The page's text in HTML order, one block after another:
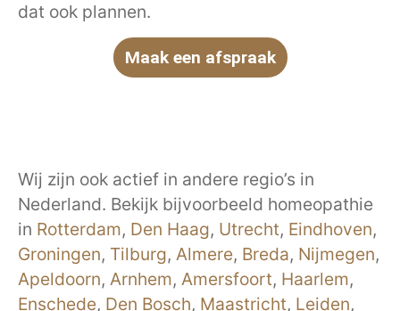
dat ook plannen.
Maak een afspraak
Wij zijn ook actief in andere regio’s in
Nederland. Bekijk bijvoorbeeld homeopathie
in Rotterdam, Den Haag, Utrecht, Eindhoven,
Groningen, Tilburg, Almere, Breda, Nijmegen,
Apeldoorn, Arnhem, Amersfoort, Haarlem,
Enschede, Den Bosch, Maastricht, Leiden,